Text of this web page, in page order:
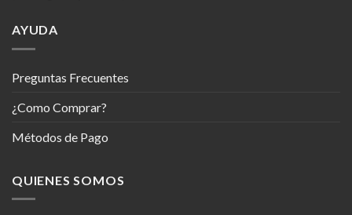
AYUDA
Preguntas Frecuentes
¿Como Comprar?
Métodos de Pago
QUIENES SOMOS